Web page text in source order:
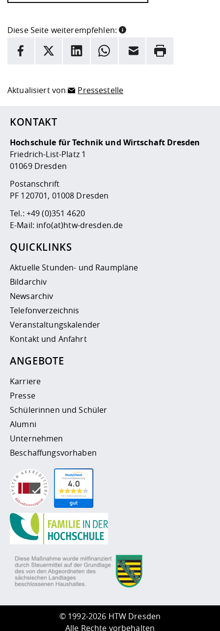
Diese Seite weiterempfehlen:
INFORMATION
Facebook
X LinkedInWhatsappE-Mail Drucken
Aktualisiert von Pressestelle
KONTAKT
Hochschule für Technik und Wirtschaft Dresden
Friedrich-List-Platz 1
01069 Dresden
Postanschrift
PF 120701, 01008 Dresden
Tel.: +49 (0)351 4620
E-Mail: info(at)htw-dresden.de
QUICKLINKS
Aktuelle Stunden- und Raumpläne
Bildarchiv
Newsarchiv
Telefonverzeichnis
Veranstaltungskalender
Kontakt und Anfahrt
ANGEBOTE
Karriere
Presse
Schülerinnen und Schüler
Alumni
Unternehmen
Beschaffungsvorhaben
© 1992-2026 HTW Dresden
Alle Rechte vorbehalten